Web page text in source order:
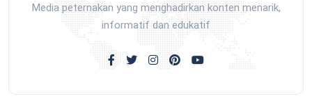
Media peternakan yang menghadirkan konten menarik,
informatif dan edukatif